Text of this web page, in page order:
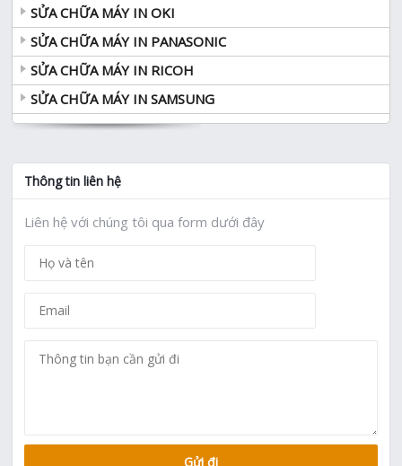
SỬA CHỮA MÁY IN OKI
SỬA CHỮA MÁY IN PANASONIC
SỬA CHỮA MÁY IN RICOH
SỬA CHỮA MÁY IN SAMSUNG
Thông tin liên hệ
Liên hệ với chúng tôi qua form dưới đây